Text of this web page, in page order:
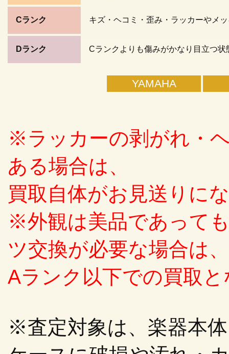
Cランク キズ・ヘコミ・歪み・ラッカーやメ
Dランク Cランクよりも傷みがかなり目立つ
YAMAHA
※ラッカーの剥がれ・
ある場合は、
買取自体がお見送りに
※外観は美品であって
ツ交換が必要な場合は、
Aランク以下での買取
※査定対象は、楽器本